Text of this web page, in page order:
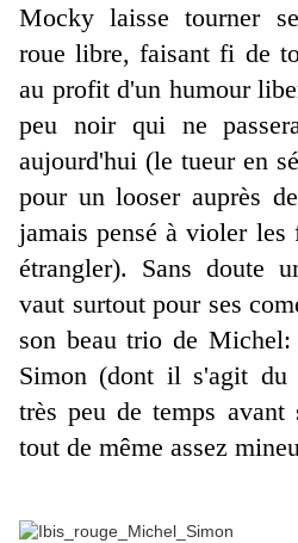
Mocky laisse tourner
roue libre, faisant fi de
au profit d'un humour
peu noir qui ne
aujourd'hui (le tueur en
pour un looser auprès
jamais pensé à violer les
étrangler). Sans doute
vaut surtout pour ses
son beau trio de
Simon (dont il s'agit du
très peu de temps
tout de même assez